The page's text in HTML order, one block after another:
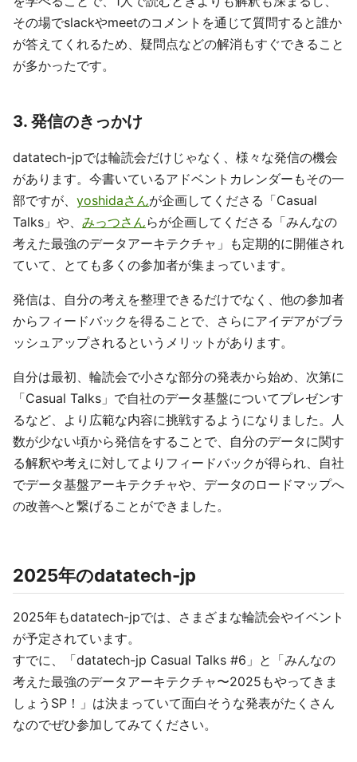
その場でslackやmeetのコメントを通じて質問すると誰か
が答えてくれるため、疑問点などの解消もすぐできること
が多かったです。
3. 発信のきっかけ
datatech-jpでは輪読会だけじゃなく、様々な発信の機会
があります。今書いているアドベントカレンダーもその一
部ですが、 yoshidaさんが企画してくださる「Casual
Talks」や、 みっつさんらが企画してくださる「みんなの
考えた最強のデータアーキテクチャ」も定期的に開催され
ていて、とても多くの参加者が集まっています。
発信は、自分の考えを整理できるだけでなく、他の参加者
からフィードバックを得ることで、さらにアイデアがブラ
ッシュアップされるというメリットがあります。
自分は最初、輪読会で小さな部分の発表から始め、次第に
「Casual Talks」で自社のデータ基盤についてプレゼンす
るなど、より広範な内容に挑戦するようになりました。人
数が少ない頃から発信をすることで、自分のデータに関す
る解釈や考えに対してよりフィードバックが得られ、自社
でデータ基盤アーキテクチャや、データのロードマップへ
の改善へと繋げることができました。
2025年のdatatech-jp
2025年もdatatech-jpでは、さまざまな輪読会やイベント
が予定されています。
すでに、「datatech-jp Casual Talks #6」と「みんなの
考えた最強のデータアーキテクチャ〜2025もやってきま
しょうSP！」は決まっていて面白そうな発表がたくさん
なのでぜひ参加してみてください。